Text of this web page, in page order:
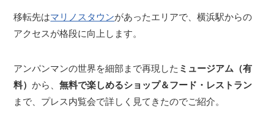
移転先はマリノスタウンがあったエリアで、横浜駅からの
アクセスが格段に向上します。
アンパンマンの世界を細部まで再現した ミュージアム（有
料）から、無料で楽しめるショップ＆フード・レストラン
まで、プレス内覧会で詳しく見てきたのでご紹介。